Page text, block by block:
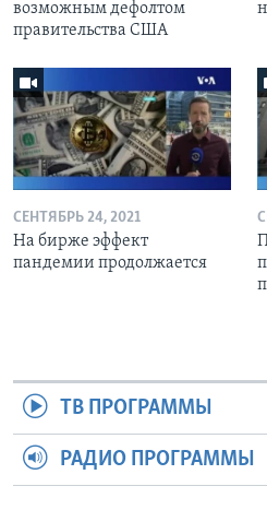
возможным дефолтом
правительства США
СЕНТЯБРЬ 24, 2021
На бирже эффект
пандемии продолжается
ТВ ПРОГРАММЫ
РАДИО ПРОГРАММЫ